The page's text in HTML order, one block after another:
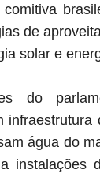
de
solar e
do
água do
instalações